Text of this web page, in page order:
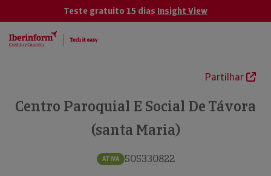
Teste gratuito 15 dias Insight View
Partilhar
Centro Paroquial E Social De Távora
(santa Maria)
ATIVA 505330822